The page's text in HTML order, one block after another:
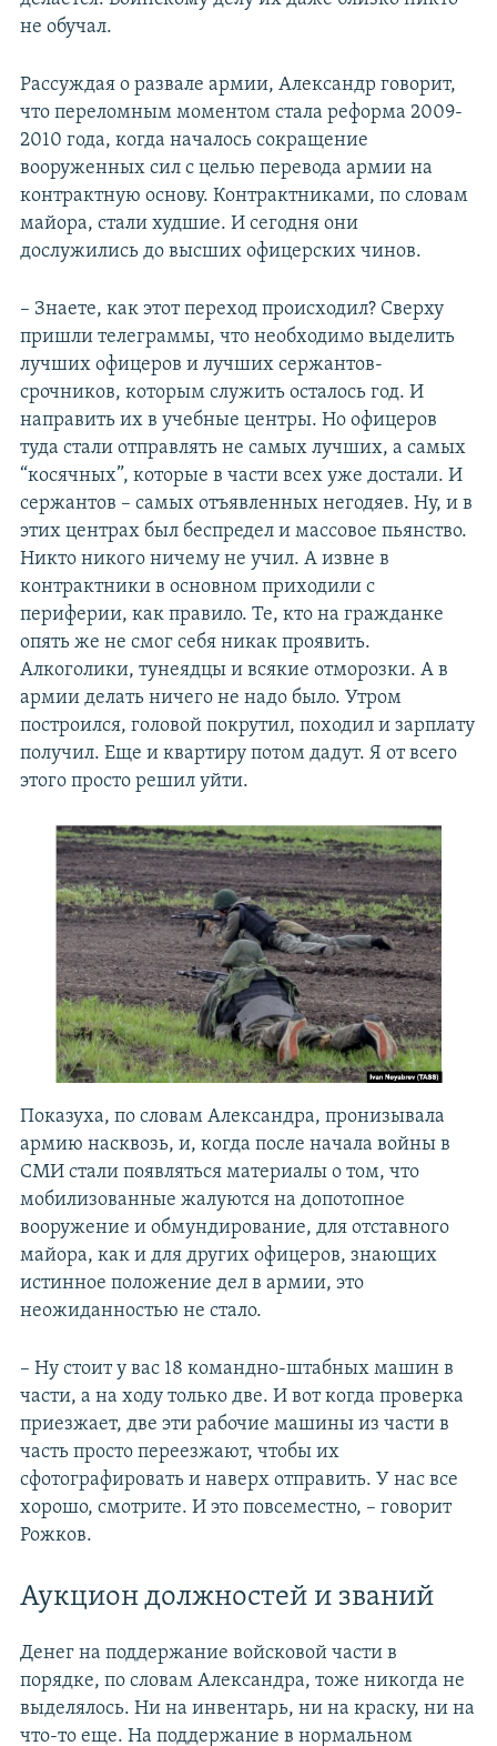
не обучал.
Рассуждая о развале армии, Александр говорит,
что переломным моментом стала реформа 2009-
2010 года, когда началось сокращение
вооруженных сил с целью перевода армии на
контрактную основу. Контрактниками, по словам
майора, стали худшие. И сегодня они
дослужились до высших офицерских чинов.
– Знаете, как этот переход происходил? Сверху
пришли телеграммы, что необходимо выделить
лучших офицеров и лучших сержантов-
срочников, которым служить осталось год. И
направить их в учебные центры. Но офицеров
туда стали отправлять не самых лучших, а самых
“косячных”, которые в части всех уже достали. И
сержантов – самых отъявленных негодяев. Ну, и в
этих центрах был беспредел и массовое пьянство.
Никто никого ничему не учил. А извне в
контрактники в основном приходили с
периферии, как правило. Те, кто на гражданке
опять же не смог себя никак проявить.
Алкоголики, тунеядцы и всякие отморозки. А в
армии делать ничего не надо было. Утром
построился, головой покрутил, походил и зарплату
получил. Еще и квартиру потом дадут. Я от всего
этого просто решил уйти.
Показуха, по словам Александра, пронизывала
армию насквозь, и, когда после начала войны в
СМИ стали появляться материалы о том, что
мобилизованные жалуются на допотопное
вооружение и обмундирование, для отставного
майора, как и для других офицеров, знающих
истинное положение дел в армии, это
неожиданностью не стало.
– Ну стоит у вас 18 командно-штабных машин в
части, а на ходу только две. И вот когда проверка
приезжает, две эти рабочие машины из части в
часть просто переезжают, чтобы их
сфотографировать и наверх отправить. У нас все
хорошо, смотрите. И это повсеместно, – говорит
Рожков.
Аукцион должностей и званий
Денег на поддержание войсковой части в
порядке, по словам Александра, тоже никогда не
выделялось. Ни на инвентарь, ни на краску, ни на
что-то еще. На поддержание в нормальном